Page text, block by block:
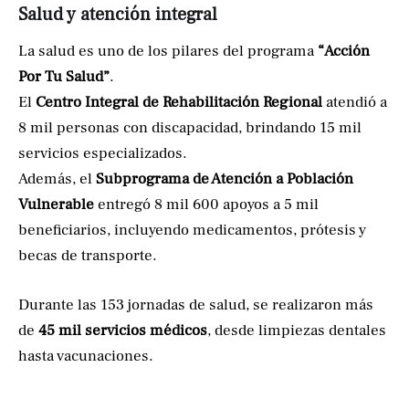
Salud y atención integral
La salud es uno de los pilares del programa “Acción
Por Tu Salud”.
El Centro Integral de Rehabilitación Regionalatendió a
8 mil personas con discapacidad, brindando 15 mil
servicios especializados.
Además, elSubprograma de Atención a Población
Vulnerableentregó 8 mil 600 apoyos a 5 mil
beneficiarios, incluyendo medicamentos, prótesis y
becas de transporte.
Durante las 153 jornadas de salud, se realizaron más
de 45 mil servicios médicos, desde limpiezas dentales
hasta vacunaciones.